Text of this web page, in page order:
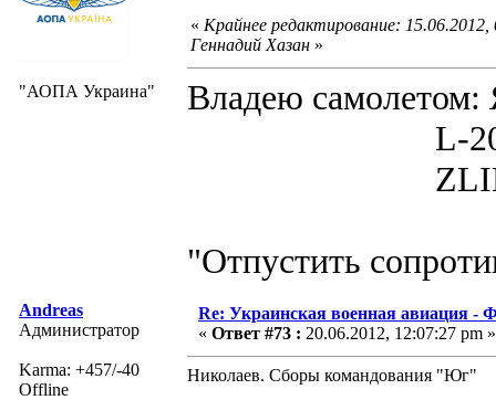
"АОПА Украина"
« Крайнее редактирование:
Геннадий Хазан »
Владею
L-200D
ZLIN 526
"Отпустить
Andreas
Администратор
Karma: +457/-40
Offline
Re: Украинская военная авиация -
« Ответ #73 : 20.06.2012, 12:07:27 pm »
Николаев. Сборы командования "Юг"